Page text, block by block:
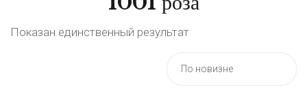
Показан единственный результат